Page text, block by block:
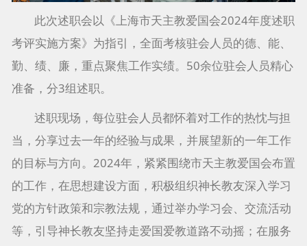
此次述职会以《上海市天主教爱国会2024年度述职
考评实施方案》为指引，全面考核驻会人员的德、能、
勤、绩、廉，重点聚焦工作实绩。50余位驻会人员精心
准备，分3组述职。
述职现场，每位驻会人员都怀着对工作的热忱与担
当，分享过去一年的经验与成果，并展望新的一年工作
的目标与方向。2024年，紧紧围绕市天主教爱国会布置
的工作，在思想建设方面，积极组织神长教友深入学习
党的方针政策和宗教法规，通过举办学习会、交流活动
等，引导神长教友坚持走爱国爱教道路不动摇；在服务